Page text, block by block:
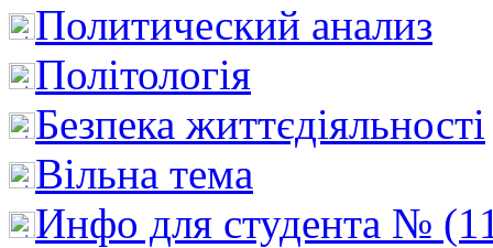
Политический анализ
Політологія
Безпека життєдіяльності
Вільна тема
Инфо для студента №